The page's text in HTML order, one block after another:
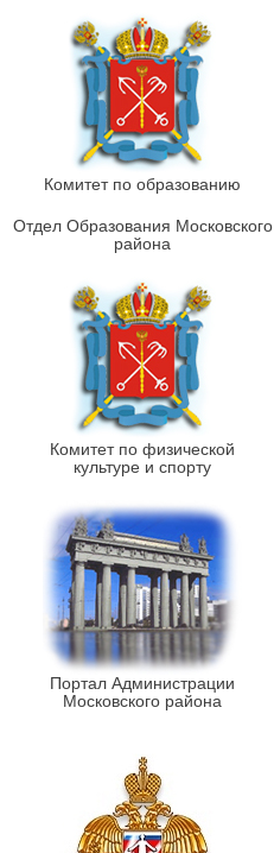
Комитет по образованию
Отдел Образования Московского
района
Комитет по физической
культуре и спорту
Портал Администрации
Московского района